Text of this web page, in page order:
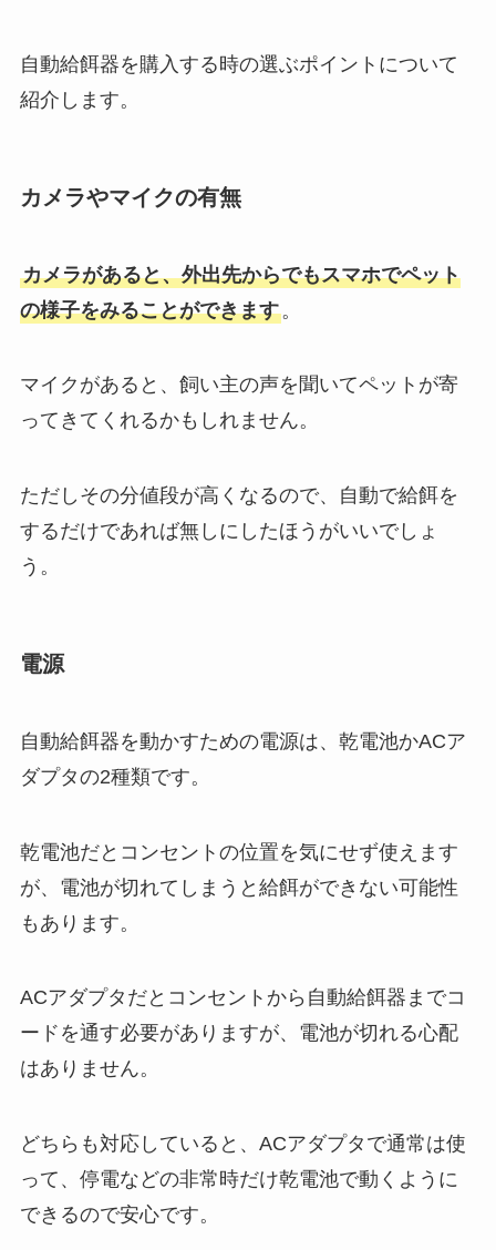
自動給餌器を購入する時の選ぶポイントについて
紹介します。
カメラやマイクの有無
カメラがあると、外出先からでもスマホでペット
の様子をみることができます。
マイクがあると、飼い主の声を聞いてペットが寄
ってきてくれるかもしれません。
ただしその分値段が高くなるので、自動で給餌を
するだけであれば無しにしたほうがいいでしょ
う。
電源
自動給餌器を動かすための電源は、乾電池かACア
ダプタの2種類です。
乾電池だとコンセントの位置を気にせず使えます
が、電池が切れてしまうと給餌ができない可能性
もあります。
ACアダプタだとコンセントから自動給餌器までコ
ードを通す必要がありますが、電池が切れる心配
はありません。
どちらも対応していると、ACアダプタで通常は使
って、停電などの非常時だけ乾電池で動くように
できるので安心です。